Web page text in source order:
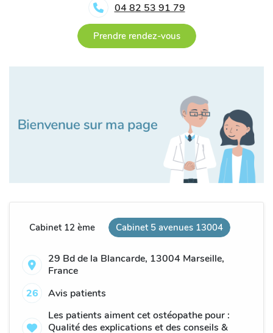
04 82 53 91 79
Prendre rendez-vous
Cabinet 12 ème Cabinet 5 avenues 13004
29 Bd de la Blancarde, 13004 Marseille,
France
26
Avis patients
Les patients aiment cet ostéopathe pour :
Qualité des explications et des conseils &